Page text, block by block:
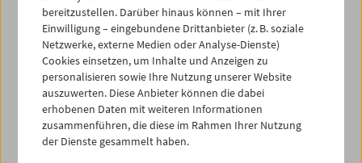
bereitzustellen. Darüber hinaus können – mit Ihrer
Einwilligung – eingebundene Drittanbieter (z. B. soziale
Netzwerke, externe Medien oder Analyse-Dienste)
Cookies einsetzen, um Inhalte und Anzeigen zu
personalisieren sowie Ihre Nutzung unserer Website
auszuwerten. Diese Anbieter können die dabei
erhobenen Daten mit weiteren Informationen
zusammenführen, die diese im Rahmen Ihrer Nutzung
der Dienste gesammelt haben.